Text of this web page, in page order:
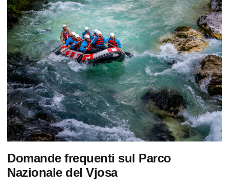
Domande frequenti sul Parco
Nazionale del Vjosa